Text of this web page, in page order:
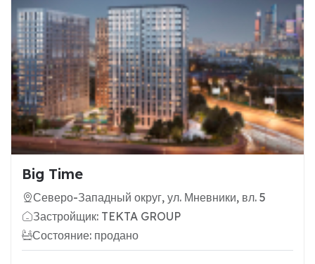
Big Time
Северо-Западный округ, ул. Мневники, вл. 5
Застройщик: TEKTA GROUP
Состояние: продано